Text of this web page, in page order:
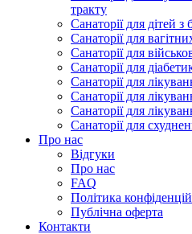
тракту
Санаторії для дітей з
Санаторії для
Санаторії для
Санаторії для
Санаторії для
Санаторії для
Санаторії для
Санаторії для
Про нас
Відгуки
Про нас
FAQ
Політика
Публічна оферта
Контакти